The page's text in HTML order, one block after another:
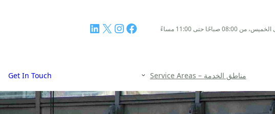
08:00 صباحًا حتى 11:00 مساءً فيسبوك إنستجرام إكسلينكد إن
مناطق الخدمة – Service Areas Get In Touch